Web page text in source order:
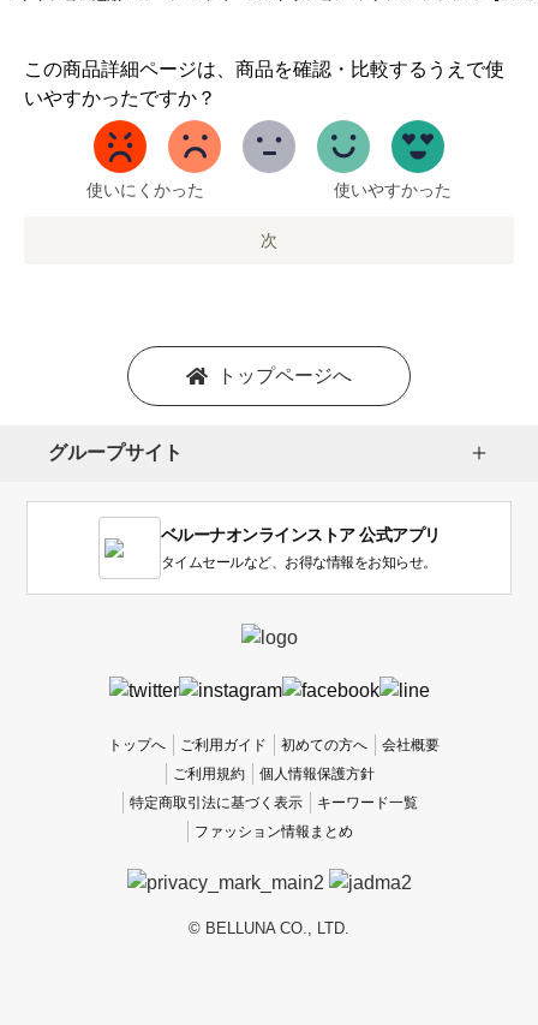
この商品詳細ページは、商品を確認・比較するうえで使
いやすかったですか？
1
か
い
使いにくかった 使いやすかった
次
トップページへ
グループサイト
ベルーナオンラインストア 公式アプリ
タイムセールなど、お得な情報をお知らせ。
トップへ ご利用ガイド 初めての方へ
会社概要
ご利用規約
個人情報保護方針
特定商取引法に基づく表示
キーワード一覧
ファッション情報まとめ
© BELLUNA CO., LTD.